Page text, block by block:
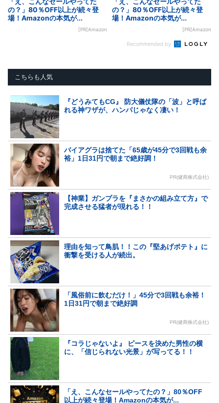
の？」80％OFF以上が続々登
場！Amazonの本気が...
[PR]Amazon
の？」80％OFF以上が続々登
場！Amazonの本気が...
[PR]Amazon
Recommended by
こちらも人気
『どうみてもCG』 防大儀仗隊の「波」と呼ば
れる神ワザが、ハンパじゃなく凄い！
バイアグラは捨てた「65歳が45分で3回戦も余
裕」1日31円で朝まで絶好調！
PR(健商株式会社)
【神業】ガンプラを『まさかの組み立て方』で
完成させる猛者が現れる！！
理由を知って鳥肌！！この『堅あげポテト』に
衝撃を受ける人が続出。
「風俗前に飲むだけ！」45分で3回戦も余裕！
1日31円で朝まで絶好調
PR(健商株式会社)
『コラじゃないよ』 ピースを決めた男性の横
に、「信じられない光景」が写ってる！！
「え、こんなセールやってたの？」80％OFF
以上が続々登場！Amazonの本気が...